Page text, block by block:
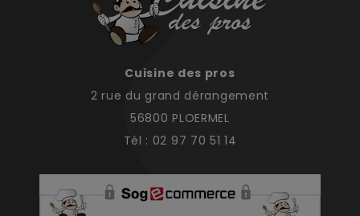
Cuisine des pros
2 rue du grand dérangement
56800 PLOERMEL
Tél : 02 97 70 51 14